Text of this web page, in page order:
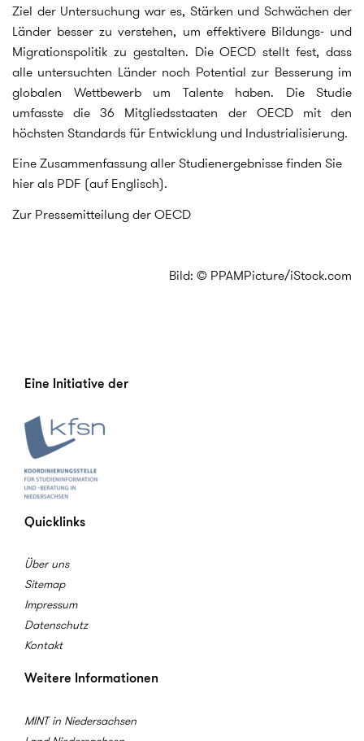
Ziel der Untersuchung war es, Stärken und Schwächen der
Länder besser zu verstehen, um effektivere Bildungs- und
Migrationspolitik zu gestalten. Die OECD stellt fest, dass
alle untersuchten Länder noch Potential zur Besserung im
globalen Wettbewerb um Talente haben. Die Studie
umfasste die 36 Mitgliedsstaaten der OECD mit den
höchsten Standards für Entwicklung und Industrialisierung.
Eine Zusammenfassung aller Studienergebnisse finden Sie
hier als PDF (auf Englisch).
Zur Pressemitteilung der OECD
Bild: © PPAMPicture/iStock.com
Eine Initiative der
Quicklinks
Über uns
Sitemap
Impressum
Datenschutz
Kontakt
Weitere Informationen
MINT in Niedersachsen